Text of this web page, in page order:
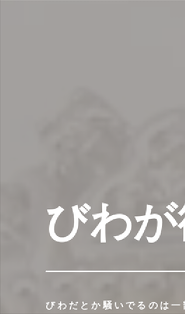
びわ
びわだとか騒いでるのは